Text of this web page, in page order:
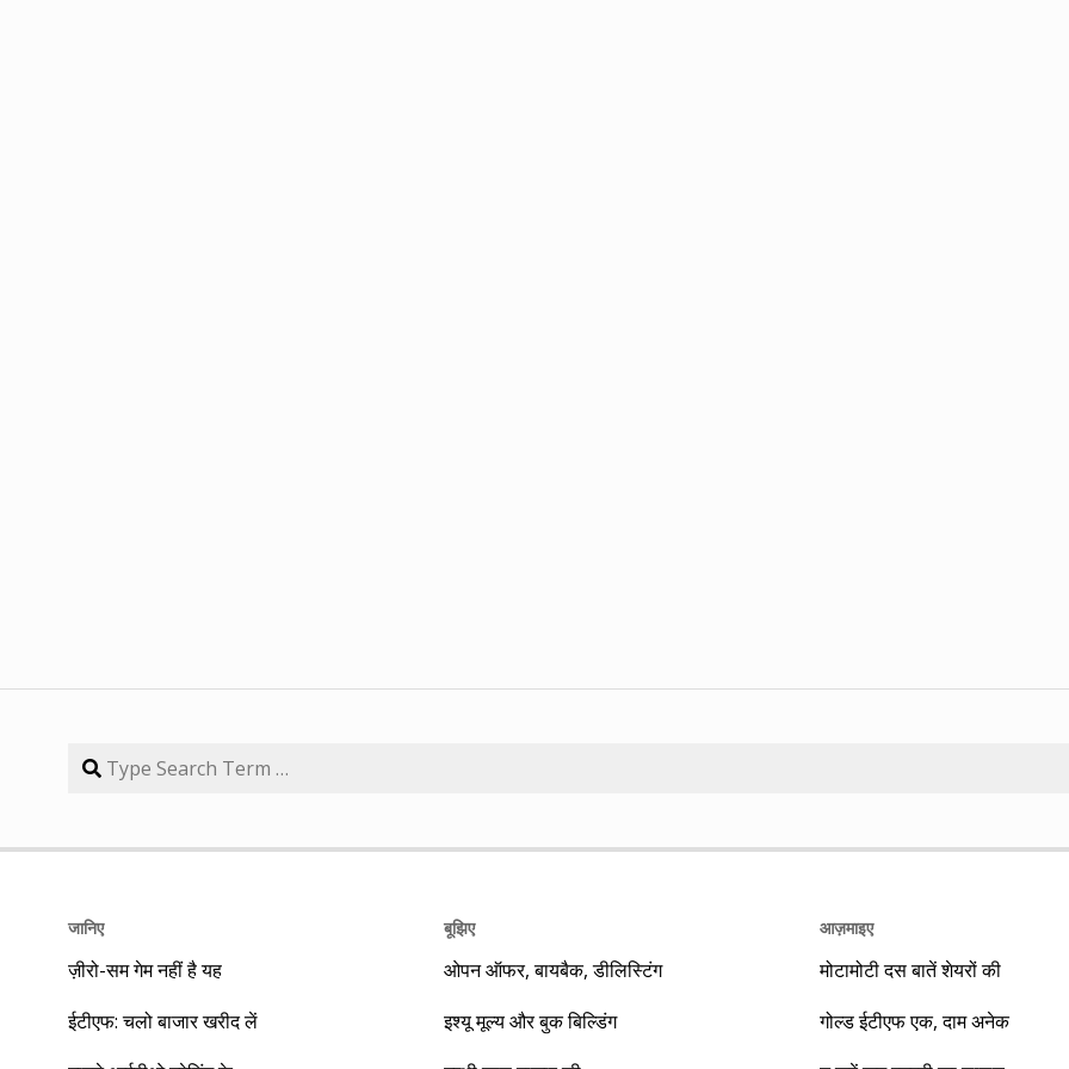
जानिए
ज़ीरो-सम गेम नहीं है यह
ईटीएफ: चलो बाजार खरीद लें
बूझिए
ओपन ऑफर, बायबैक, डीलिस्टिंग
इश्यू मूल्य और बुक बिल्डिंग
आज़माइए
मोटामोटी दस बातें शेयरों की
गोल्ड ईटीएफ एक, दाम अनेक